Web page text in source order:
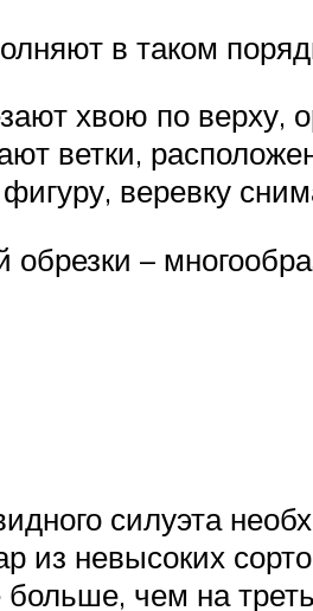
в таком
хвою по верху,
ветки,
веревку
обрезки –
силуэта
из невысоких
чем на